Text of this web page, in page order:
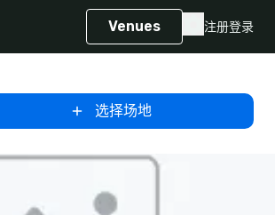
Venues 注册登录
选择场地